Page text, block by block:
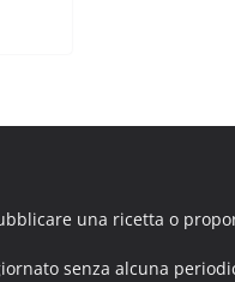
una ricetta o
senza alcuna